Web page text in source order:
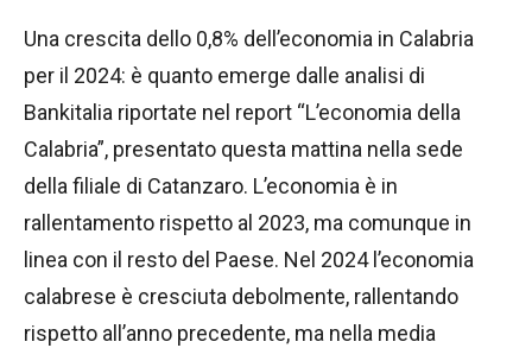
Una crescita dello 0,8% dell’economia in Calabria
per il 2024: è quanto emerge dalle analisi di
Bankitalia riportate nel report “L’economia della
Calabria”, presentato questa mattina nella sede
della filiale di Catanzaro. L’economia è in
rallentamento rispetto al 2023, ma comunque in
linea con il resto del Paese. Nel 2024 l’economia
calabrese è cresciuta debolmente, rallentando
rispetto all’anno precedente, ma nella media